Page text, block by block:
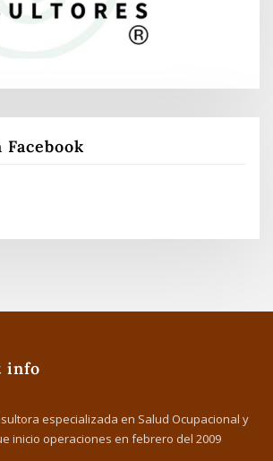
info
especializada en Salud Ocupacional y
inicio operaciones en febrero del 2009